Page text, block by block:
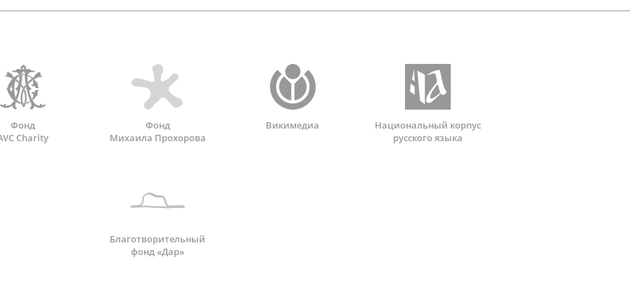
Фонд
Charity
Фонд
Михаила Прохорова
Викимедиа
Национальный корпус
русского языка
Благотворительный
фонд «Дар»